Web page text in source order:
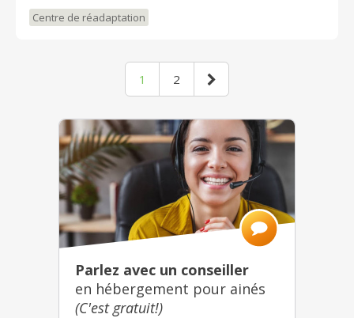
Centre de réadaptation
1 2
Parlez avec un conseiller
en hébergement pour ainés
(C'est gratuit!)